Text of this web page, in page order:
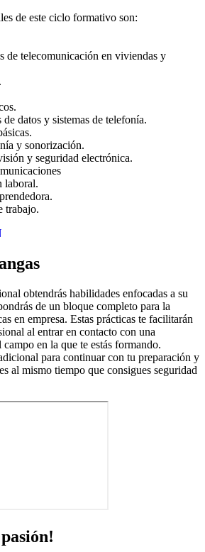
de este ciclo formativo son:
de telecomunicación en viviendas y
datos y sistemas de telefonía.
y sonorización.
y seguridad electrónica.
laboral.
trabajo.
obtendrás habilidades enfocadas a su
de un bloque completo para la
en empresa. Estas prácticas te facilitarán
al entrar en contacto con una
en la que te estás formando.
para continuar con tu preparación y
al mismo tiempo que consigues seguridad